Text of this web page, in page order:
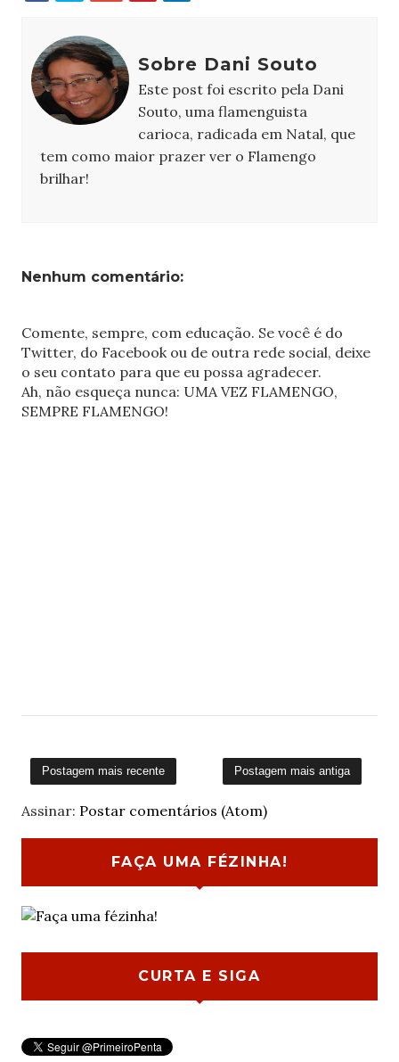
Sobre Dani Souto
Este post foi escrito pela Dani
Souto, uma flamenguista
carioca, radicada em Natal, que
tem como maior prazer ver o Flamengo
brilhar!
Nenhum comentário:
Comente, sempre, com educação. Se você é do
Twitter, do Facebook ou de outra rede social, deixe
o seu contato para que eu possa agradecer.
Ah, não esqueça nunca: UMA VEZ FLAMENGO,
SEMPRE FLAMENGO!
Postagem mais recente Postagem mais antiga
Assinar: Postar comentários (Atom)
FAÇA UMA FÉZINHA!
CURTA E SIGA